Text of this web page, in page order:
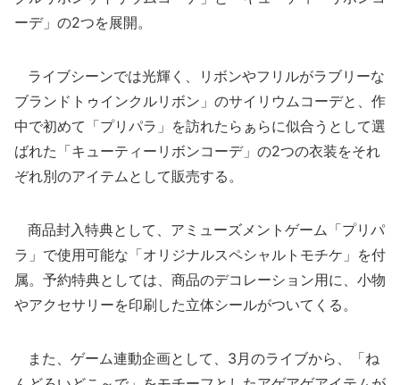
ーデ」の2つを展開。
ライブシーンでは光輝く、リボンやフリルがラブリーな
ブランドトゥインクルリボン」のサイリウムコーデと、作
中で初めて「プリパラ」を訪れたらぁらに似合うとして選
ばれた「キューティーリボンコーデ」の2つの衣装をそれ
ぞれ別のアイテムとして販売する。
商品封入特典として、アミューズメントゲーム「プリパ
ラ」で使用可能な「オリジナルスペシャルトモチケ」を付
属。予約特典としては、商品のデコレーション用に、小物
やアクセサリーを印刷した立体シールがついてくる。
また、ゲーム連動企画として、3月のライブから、「ね